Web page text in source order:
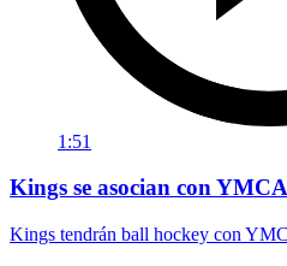
1:51
Kings se asocian con YMCA
Kings tendrán ball hockey con